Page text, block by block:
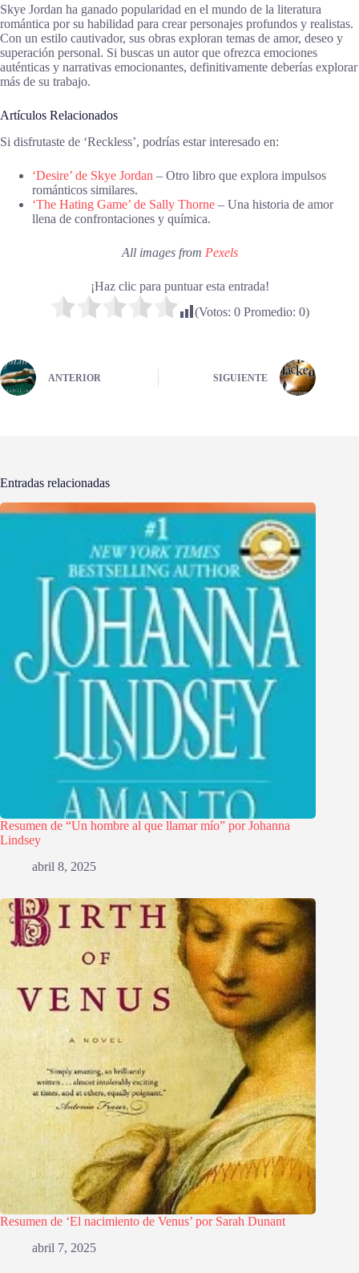
Skye Jordan ha ganado popularidad en el mundo de la literatura
romántica por su habilidad para crear personajes profundos y realistas.
Con un estilo cautivador, sus obras exploran temas de amor, deseo y
superación personal. Si buscas un autor que ofrezca emociones
auténticas y narrativas emocionantes, definitivamente deberías explorar
más de su trabajo.
Artículos Relacionados
Si disfrutaste de ‘Reckless’, podrías estar interesado en:
‘Desire’ de Skye Jordan – Otro libro que explora impulsos
románticos similares.
‘The Hating Game’ de Sally Thorne – Una historia de amor
llena de confrontaciones y química.
All images from Pexels
¡Haz clic para puntuar esta entrada!
(Votos: 0Promedio: 0)
ANTERIOR SIGUIENTE
Entradas relacionadas
Resumen de “Un hombre al que llamar mío” por Johanna
Lindsey
abril 8, 2025
Resumen de ‘El nacimiento de Venus’ por Sarah Dunant
abril 7, 2025